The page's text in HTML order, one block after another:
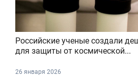
Российские ученые создали
для защиты от космической...
26 января 2026